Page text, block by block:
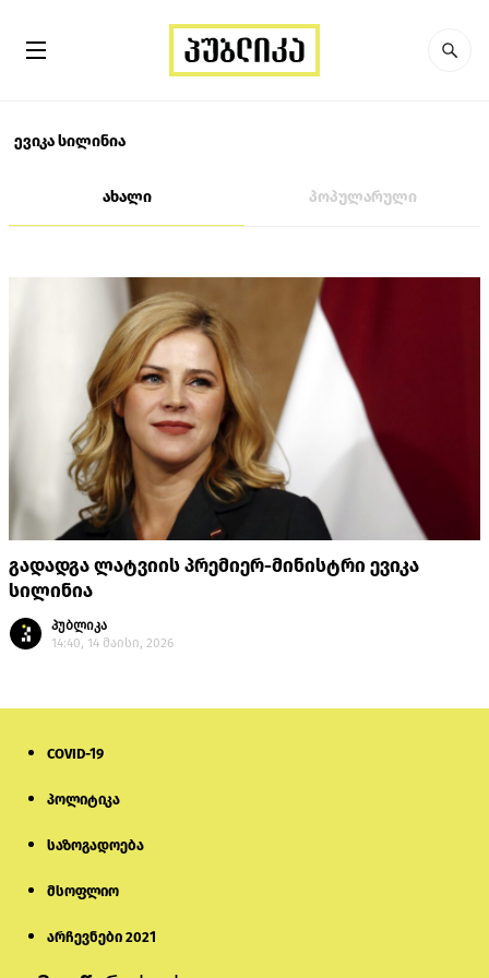
ევიკა სილინია
ახალი პოპულარული
გადადგა ლატვიის პრემიერ-მინისტრი ევიკა
სილინია
პუბლიკა
14:40, 14 მაისი, 2026
COVID-19
პოლიტიკა
საზოგადოება
მსოფლიო
არჩევნები 2021